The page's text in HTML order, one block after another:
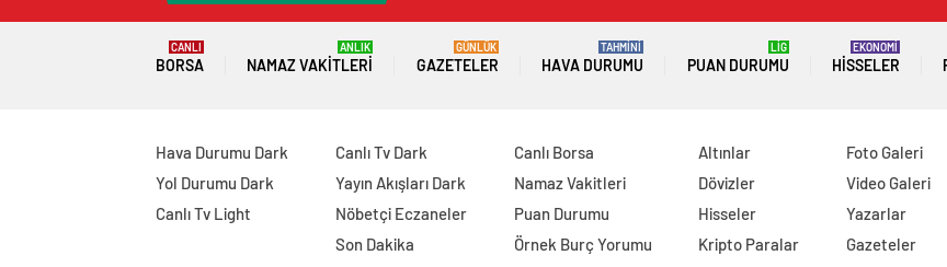
BORSA
CANLI
NAMAZ VAKITLERI
ANLIK
GAZETELER
GÜNLÜK
HAVA DURUMU
TAHMİNİ
PUAN DURUMU
LİG
HISSELER
EKONOMİ
Hava Durumu Dark
Yol Durumu Dark
Canlı Tv Light
Canlı Tv Dark
Yayın Akışları Dark
Nöbetçi Eczaneler
Son Dakika
Canlı Borsa
Namaz Vakitleri
Puan Durumu
Örnek Burç Yorumu
Altınlar
Dövizler
Hisseler
Kripto Paralar
Foto Galeri
Video Galeri
Yazarlar
Gazeteler